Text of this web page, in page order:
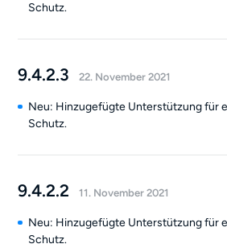
Schutz.
9.4.2.3 22. November 2021
Neu: Hinzugefügte Unterstützung für
Schutz.
9.4.2.2 11. November 2021
Neu: Hinzugefügte Unterstützung für
Schutz.